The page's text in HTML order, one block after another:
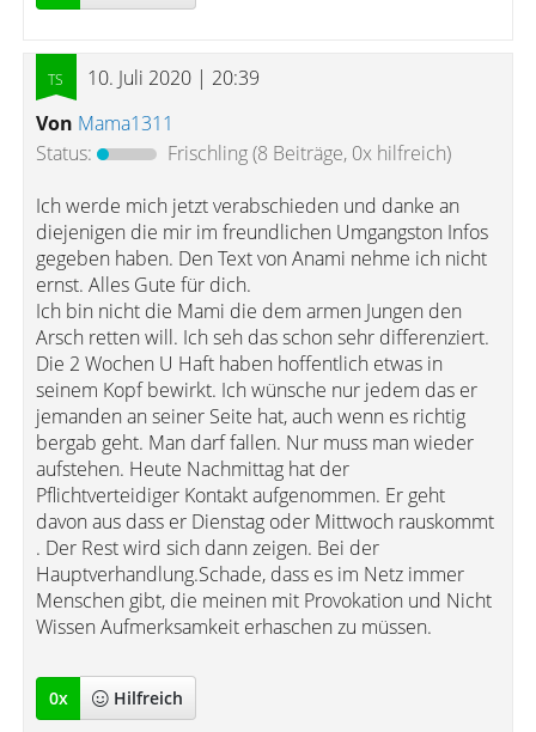
10. Juli 2020 | 20:39
Von Mama1311
Status:
Frischling(8 Beiträge, 0x hilfreich)
Ich werde mich jetzt verabschieden und danke an
diejenigen die mir im freundlichen Umgangston Infos
gegeben haben. Den Text von Anami nehme ich nicht
ernst. Alles Gute für dich.
Ich bin nicht die Mami die dem armen Jungen den
Arsch retten will. Ich seh das schon sehr differenziert.
Die 2 Wochen U Haft haben hoffentlich etwas in
seinem Kopf bewirkt. Ich wünsche nur jedem das er
jemanden an seiner Seite hat, auch wenn es richtig
bergab geht. Man darf fallen. Nur muss man wieder
aufstehen. Heute Nachmittag hat der
Pflichtverteidiger Kontakt aufgenommen. Er geht
davon aus dass er Dienstag oder Mittwoch rauskommt
. Der Rest wird sich dann zeigen. Bei der
Hauptverhandlung.Schade, dass es im Netz immer
Menschen gibt, die meinen mit Provokation und Nicht
Wissen Aufmerksamkeit erhaschen zu müssen.
0x Hilfreich